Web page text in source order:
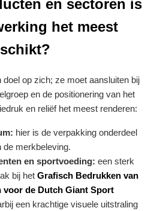
en sectoren is
het meest
op zich; ze moet aansluiten bij
en de positionering van het
en reliëf het meest renderen:
hier is de verpakking onderdeel
de merkbeleving.
en sportvoeding: een sterk
bij het Grafisch Bedrukken van
voor de Dutch Giant Sport
een krachtige visuele uitstraling